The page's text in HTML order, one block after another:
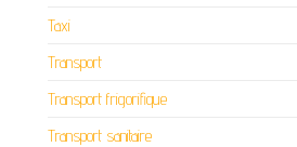
Taxi
Transport
Transport frigorifique
Transport sanitaire